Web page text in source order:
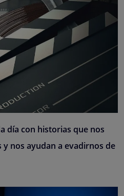
día con historias que nos
nos ayudan a evadirnos de